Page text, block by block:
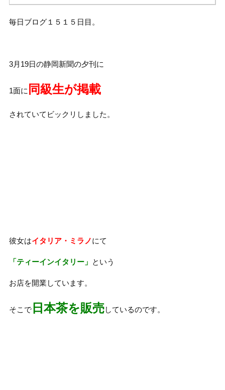
毎日ブログ１５１５日目。
3月19日の静岡新聞の夕刊に
1面に 同級生が掲載
されていてビックリしました。
彼女はイタリア・ミラノにて
「ティーインイタリー」 という
お店を開業しています。
そこで日本茶を販売しているのです。